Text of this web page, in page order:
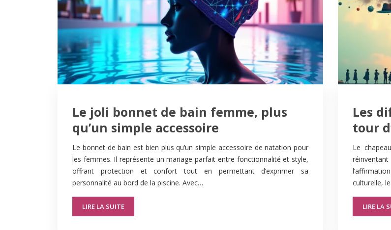
Le joli bonnet de bain femme, plus
qu’un simple accessoire
Le bonnet de bain est bien plus qu’un simple accessoire de natation pour
les femmes. Il représente un mariage parfait entre fonctionnalité et style,
offrant protection et confort tout en permettant d’exprimer sa
personnalité au bord de la piscine. Avec…
LIRE LA SUITE
Les
tour
Le
culturelle,
LIRE LA